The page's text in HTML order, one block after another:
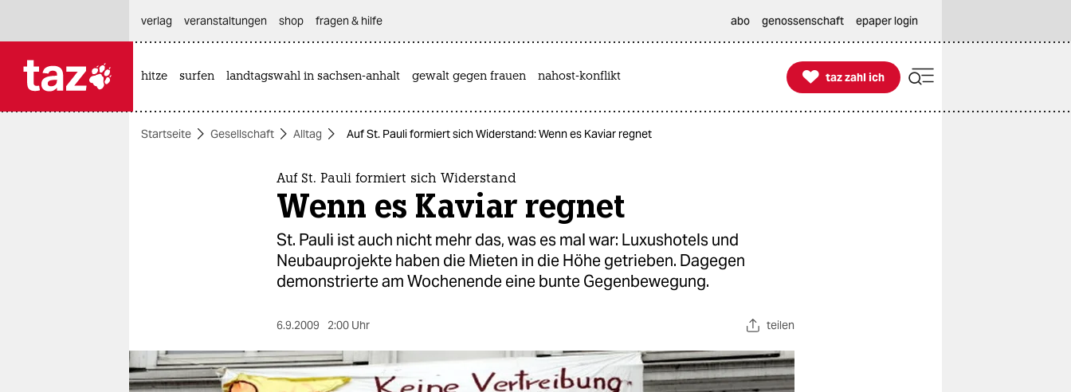
themen
berlin
verlag
veranstaltungen shop fragen & hilfe abo genossenschaft epaper login
hitze surfen landtagswahl in sachsen-anhalt gewalt gegen frauen nahost-konflikt 
taz zahl ich
taz zahl ich
Startseite Gesellschaft Alltag Auf St. Pauli formiert sich Widerstand: Wenn es Kaviar regnet
Auf St. Pauli formiert sich Widerstand
Wenn es Kaviar regnet
St. Pauli ist auch nicht mehr das, was es mal war: Luxushotels und
Neubauprojekte haben die Mieten in die Höhe getrieben. Dagegen
demonstrierte am Wochenende eine bunte Gegenbewegung.
6.9.2009 2:00 Uhr teilen